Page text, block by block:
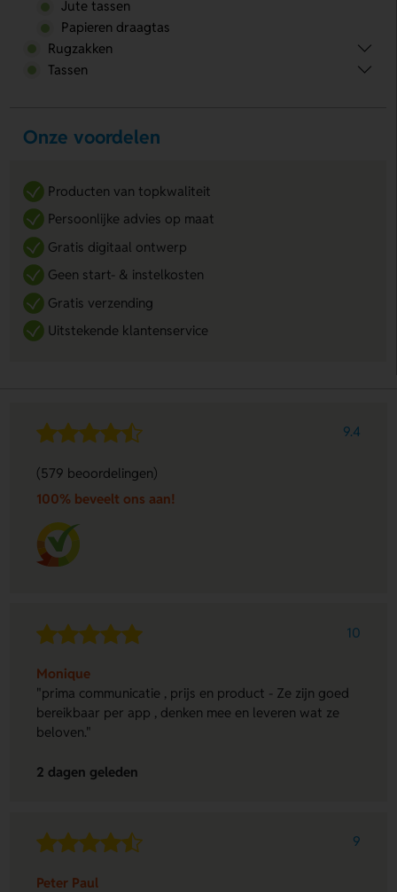
Jute tassen
Papieren draagtas
Rugzakken
Tassen
Onze voordelen
Producten van topkwaliteit
Persoonlijke advies op maat
Gratis digitaal ontwerp
Geen start- & instelkosten
Gratis verzending
Uitstekende klantenservice
9.4
(579 beoordelingen)
100% beveelt ons aan!
10
Monique
"prima communicatie , prijs en product - Ze zijn goed
bereikbaar per app , denken mee en leveren wat ze
beloven."
2 dagen geleden
9
Peter Paul